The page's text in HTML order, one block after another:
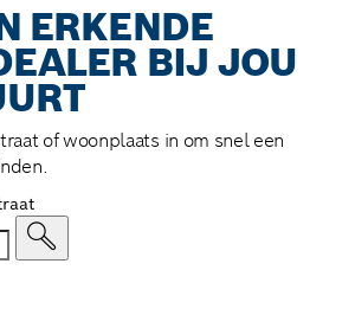
ERKENDE
BIJ JOU
of woonplaats in om snel een